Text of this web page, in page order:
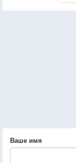
Ваше имя